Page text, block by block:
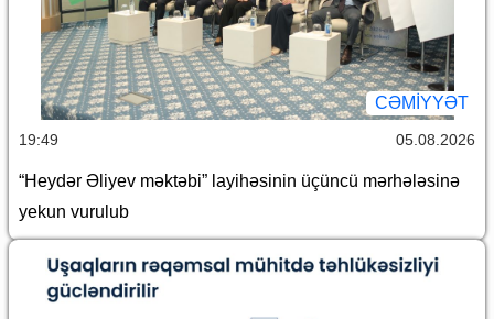
CƏMİYYƏT
19:49 05.08.2026
“Heydər Əliyev məktəbi” layihəsinin üçüncü mərhələsinə
yekun vurulub